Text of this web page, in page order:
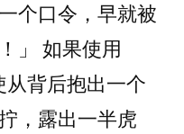
个口令，早就被
」 如果使用
从背后抱出一个
，露出一半虎